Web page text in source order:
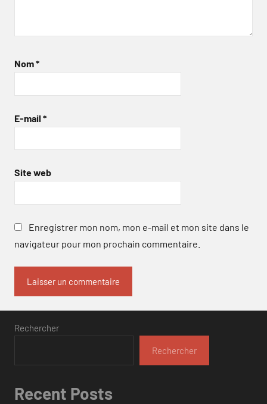
Nom*
E-mail *
Site web
Enregistrer mon nom, mon e-mail et mon site dans le
navigateur pour mon prochain commentaire.
Rechercher
Rechercher
Recent Posts